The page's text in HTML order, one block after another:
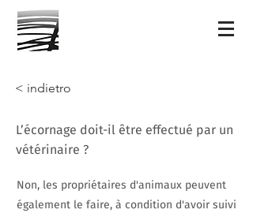
< indietro
L’écornage doit-il être effectué par un
vétérinaire ?
Non, les propriétaires d'animaux peuvent
également le faire, à condition d'avoir suivi